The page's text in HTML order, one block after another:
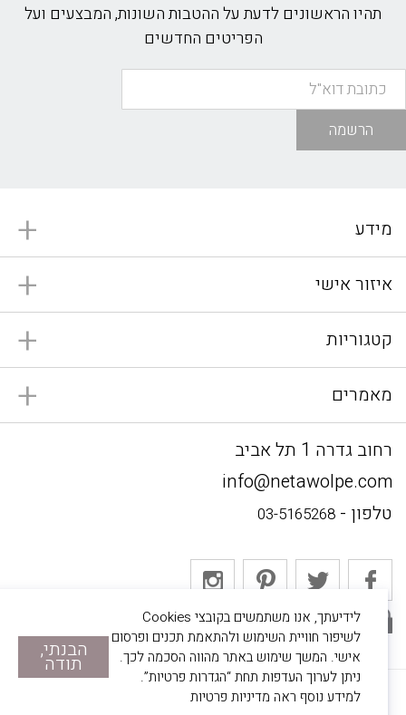
תהיו הראשונים לדעת על ההטבות השונות, המבצעים ועל
הפריטים החדשים
הרשמה
מידע
איזור אישי
קטגוריות
מאמרים
רחוב גדרה 1 תל אביב
info@netawolpe.com
טלפון - 03-5165268
אתר מאובטח
לידיעתך, אנו משתמשים בקובצי Cookies
לשיפור חוויית השימוש ולהתאמת תכנים ופרסום
אישי. המשך שימוש באתר מהווה הסכמה לכך.
ניתן לערוך העדפות תחת “הגדרות פרטיות”.
למידע נוסף ראה מדיניות פרטיות
הבנתי,
תודה
© 2022 נטע וולפה. כל הזכויות שמורות.